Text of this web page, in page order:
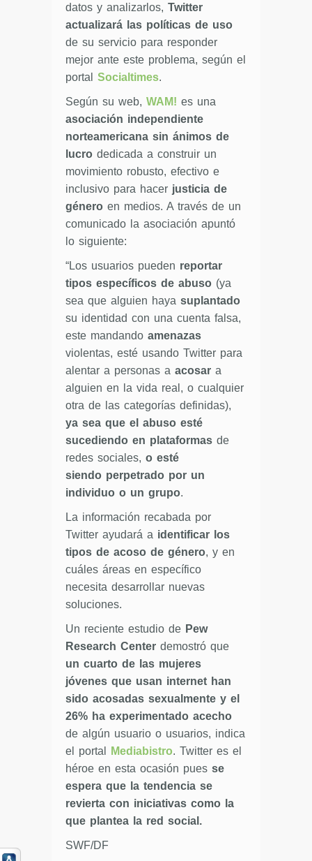
datos y analizarlos, Twitter
actualizará las políticas de uso
de su servicio para responder
mejor ante este problema, según el
portal Socialtimes.
Según su web, WAM! es una
asociación independiente
norteamericana sin ánimos de
lucro dedicada a construir un
movimiento robusto, efectivo e
inclusivo para hacer justicia de
género en medios. A través de un
comunicado la asociación apuntó
lo siguiente:
“Los usuarios pueden reportar
tipos específicos de abuso (ya
sea que alguien haya suplantado
su identidad con una cuenta falsa,
este mandando amenazas
violentas, esté usando Twitter para
alentar a personas a acosar a
alguien en la vida real, o cualquier
otra de las categorías definidas),
ya sea que el abuso esté
sucediendo en plataformas de
redes sociales, o esté
siendo perpetrado por un
individuo o un grupo.
La información recabada por
Twitter ayudará a identificar los
tipos de acoso de género, y en
cuáles áreas en específico
necesita desarrollar nuevas
soluciones.
Un reciente estudio de Pew
Research Center demostró que
un cuarto de las mujeres
jóvenes que usan internet han
sido acosadas sexualmente y el
26% ha experimentado acecho
de algún usuario o usuarios, indica
el portal
Mediabistro. Twitter es el
héroe en esta ocasión pues se
espera que la tendencia se
revierta con iniciativas como la
que plantea la red social.
SWF/DF